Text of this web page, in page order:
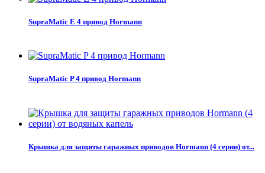
SupraMatic E 4 привод Hormann
SupraMatic P 4 привод Hormann
Крышка для защиты гаражных приводов Hormann (4 серии) от...